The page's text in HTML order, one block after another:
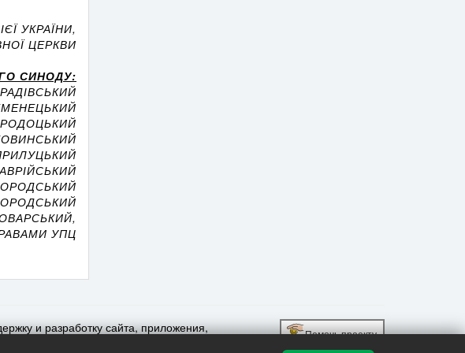
УКРАЇНИ,
ЦЕРКВИ
СИНОДУ:
УПЦ
и разработку сайта, приложения,
Помочь проекту